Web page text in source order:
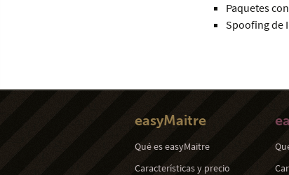
Paquetes
Spoofing de
easyMaitre
Qué es easyMaitre
Características y precio